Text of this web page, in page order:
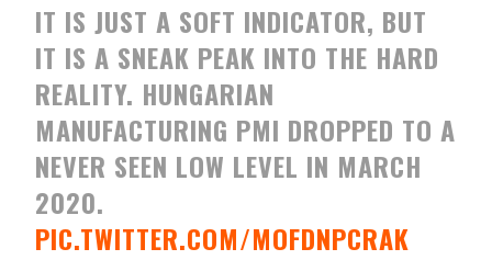
IT IS JUST A SOFT INDICATOR, BUT
IT IS A SNEAK PEAK INTO THE HARD
REALITY. HUNGARIAN
MANUFACTURING PMI DROPPED TO A
NEVER SEEN LOW LEVEL IN MARCH
2020.
PIC.TWITTER.COM/MOFDNPCRAK